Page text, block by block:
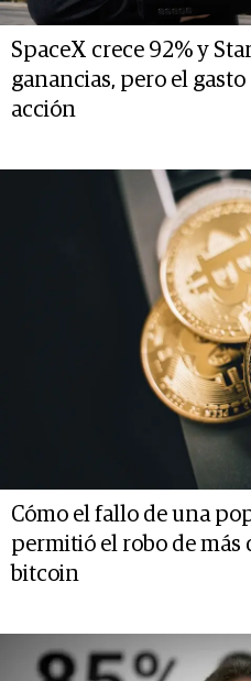
SpaceX crece 92% y
ganancias, pero el
acción
Cómo el fallo de una
permitió el robo de más
bitcoin